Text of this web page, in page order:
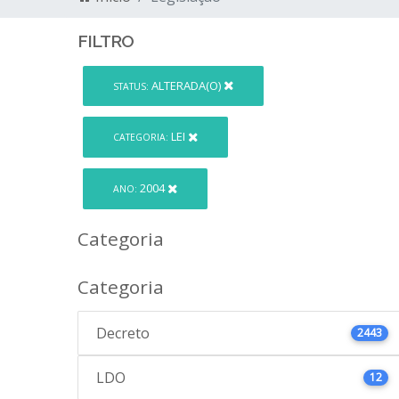
FILTRO
STATUS: ALTERADA(O)
CATEGORIA: LEI
ANO: 2004
Categoria
Categoria
Decreto 2443
LDO 12